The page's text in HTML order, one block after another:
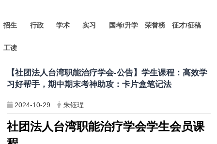
招生 行政 学术 实习 国考/升学 荣誉榜 征才/征稿
工读
【社团法人台湾职能治疗学会-公告】学生课程：高效学
习好帮手，期中期末考神助攻：卡片盒笔记法
2024-10-29 朱钰珵
社团法人台湾职能治疗学会学生会员课